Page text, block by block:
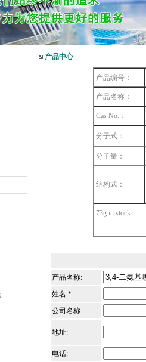
产品中心
产品编号：
产品名称：
Cas No.：
分子式：
分子量：
结构式：
73g in stock
产品名称:
姓名:*
公司名称:
地址:
电话: